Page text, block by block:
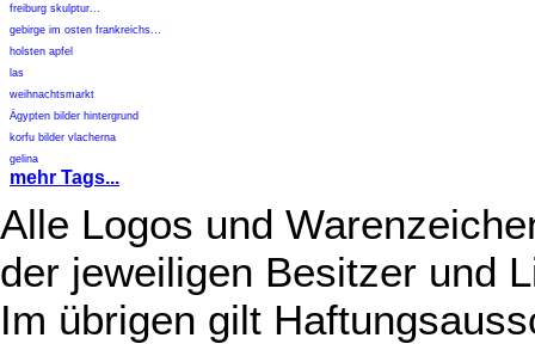
freiburg skulptur...
gebirge im osten frankreichs...
holsten apfel
las
weihnachtsmarkt
Ägypten bilder hintergrund
korfu bilder vlacherna
gelina
mehr Tags...
Alle Logos und
der jeweiligen Besitzer und
Im übrigen gilt